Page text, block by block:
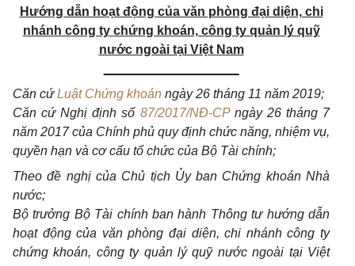
Hướng dẫn hoạt động của văn phòng đại diện, chi
nhánh công ty chứng khoán, công ty quản lý quỹ
nước ngoài tại Việt Nam
Căn cứLuật Chứng khoán ngày 26 tháng 11 năm 2019;
Căn cứ Nghị định số 87/2017/NĐ-CPngày 26 tháng 7
năm 2017 của Chính phủ quy định chức năng, nhiệm vụ,
quyền hạn và cơ cấu tổ chức của Bộ Tài chính;
Theo đề nghị của Chủ tịch Ủy ban Chứng khoán Nhà
nước;
Bộ trưởng Bộ Tài chính ban hành Thông tư hướng dẫn
hoạt động của văn phòng đại diện, chi nhánh công ty
chứng khoán, công ty quản lý quỹ nước ngoài tại Việt